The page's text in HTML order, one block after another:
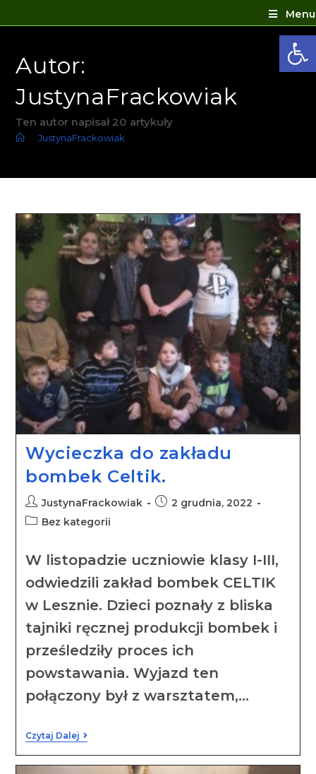
Menu
Autor:
JustynaFrackowiak
Ten autor napisał 20 artykuły
JustynaFrackowiak
Wycieczka do zakładu
bombek Celtik.
JustynaFrackowiak
2 grudnia, 2022
Bez kategorii
W listopadzie uczniowie klasy I-III,
odwiedzili zakład bombek CELTIK
w Lesznie. Dzieci poznały z bliska
tajniki ręcznej produkcji bombek i
prześledziły proces ich
powstawania. Wyjazd ten
połączony był z warsztatem,…
Czytaj Dalej